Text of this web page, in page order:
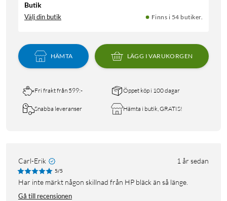
Butik
Välj din butik Finns i 54 butiker.
HÄMTA LÄGG I VARUKORGEN
Fri frakt från 599:- Öppet köp i 100 dagar
Snabba leveranser Hämta i butik, GRATIS!
Carl-Erik 1 år sedan
5/5
Har inte märkt någon skillnad från HP bläck än så länge.
Gå till recensionen